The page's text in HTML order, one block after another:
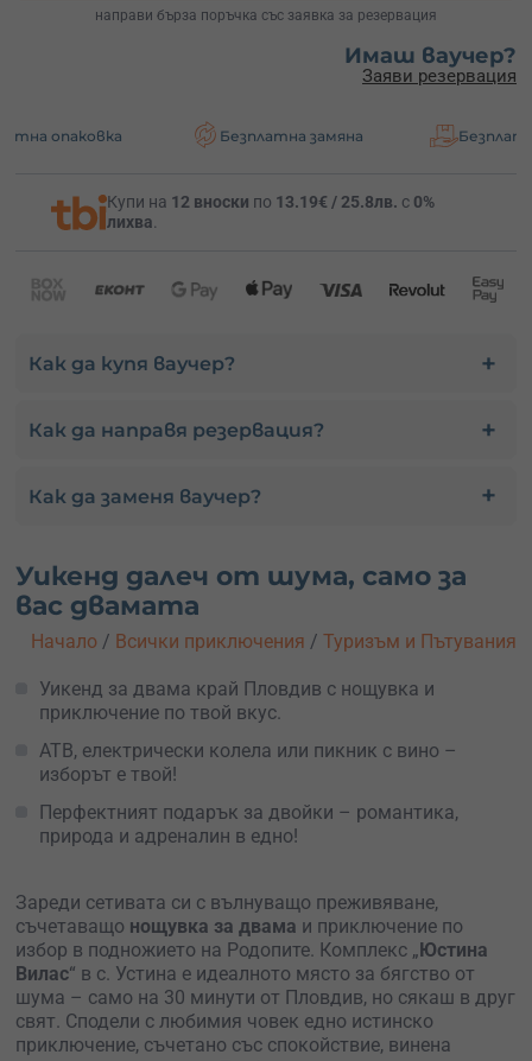
направи бърза поръчка със заявка за резервация
Имаш ваучер?
Заяви резервация
Безплатна замяна Безплатна доставка
Купи на 12 вноски по 13.19€ / 25.8лв. с 0%
лихва.
Как да купя ваучер?
Как да направя резервация?
Как да заменя ваучер?
Уикенд далеч от шума, само за
вас двамата
Начало / Всички приключения / Туризъм и Пътувания
Уикенд за двама край Пловдив с нощувка и
приключение по твой вкус.
АТВ, електрически колела или пикник с вино –
изборът е твой!
Перфектният подарък за двойки – романтика,
природа и адреналин в едно!
Зареди сетивата си с вълнуващо преживяване,
съчетаващо нощувка за двама и приключение по
избор в подножието на Родопите. Комплекс „ Юстина
Вилас“ в с. Устина е идеалното място за бягство от
шума – само на 30 минути от Пловдив, но сякаш в друг
свят. Сподели с любимия човек едно истинско
приключение, съчетано със спокойствие, винена